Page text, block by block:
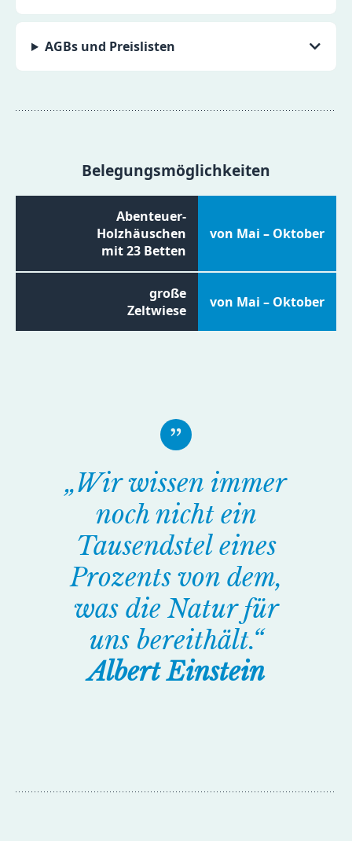
AGBs und Preislisten
Belegungsmöglichkeiten
Abenteuer-
Holzhäuschen
mit 23 Betten
von Mai – Oktober
große
Zeltwiese
von Mai – Oktober
„Wir wissen immer
noch nicht ein
Tausendstel eines
Prozents von dem,
was die Natur für
uns bereithält.“
Albert Einstein